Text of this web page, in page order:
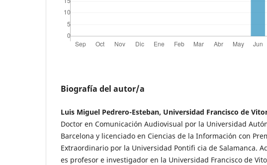
Biografía del autor/a
Luis Miguel Pedrero-Esteban, Universidad Francisco de
Doctor en Comunicación Audiovisual por la Universidad
Barcelona y licenciado en Ciencias de la Información con
Extraordinario por la Universidad Pontifi cia de Salamanca.
es profesor e investigador en la Universidad Francisco de